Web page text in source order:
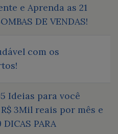
e Aprenda as 21
DE VENDAS!
com os
Ideias para você
3Mil reais por mês e
PARA